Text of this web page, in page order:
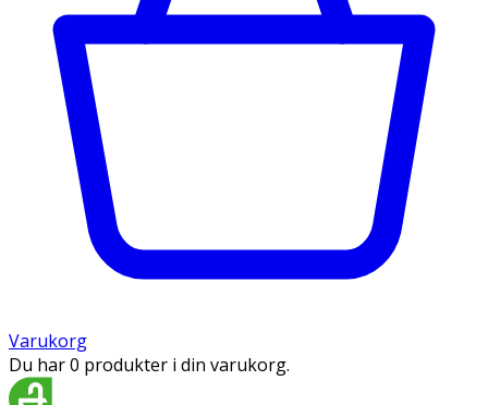
Varukorg
Du har 0 produkter i din varukorg.